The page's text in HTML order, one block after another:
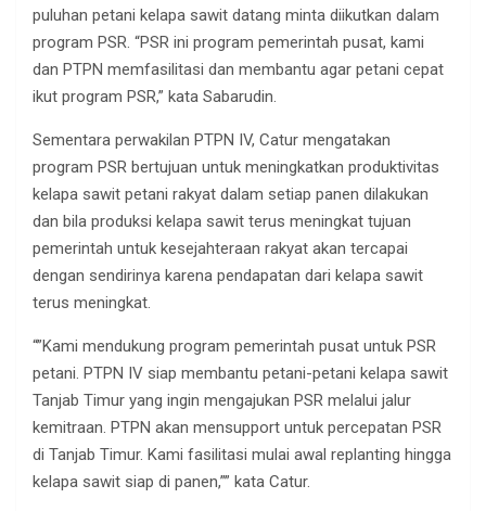
puluhan petani kelapa sawit datang minta diikutkan dalam
program PSR. “PSR ini program pemerintah pusat, kami
dan PTPN memfasilitasi dan membantu agar petani cepat
ikut program PSR,” kata Sabarudin.
Sementara perwakilan PTPN IV, Catur mengatakan
program PSR bertujuan untuk meningkatkan produktivitas
kelapa sawit petani rakyat dalam setiap panen dilakukan
dan bila produksi kelapa sawit terus meningkat tujuan
pemerintah untuk kesejahteraan rakyat akan tercapai
dengan sendirinya karena pendapatan dari kelapa sawit
terus meningkat.
“”Kami mendukung program pemerintah pusat untuk PSR
petani. PTPN IV siap membantu petani-petani kelapa sawit
Tanjab Timur yang ingin mengajukan PSR melalui jalur
kemitraan. PTPN akan mensupport untuk percepatan PSR
di Tanjab Timur. Kami fasilitasi mulai awal replanting hingga
kelapa sawit siap di panen,”” kata Catur.